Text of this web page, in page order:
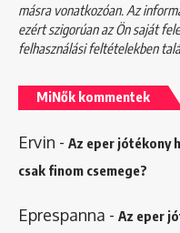
másra vonatkozóan. Az
ezért szigorúan az Ön saját
felhasználási feltételekben
MiNők kommentek
Ervin - Az eper jótékony
csak finom csemege?
Eprespanna - Az eper